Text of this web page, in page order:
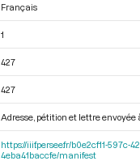
Français
1
427
427
Adresse, pétition et lettre envoyée
https://iiif.persee.fr/b0e2cf11-597c-
4eba41baccfe/manifest